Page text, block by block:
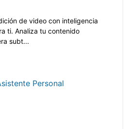
de video con inteligencia
ti. Analiza tu contenido
subt...
Personal